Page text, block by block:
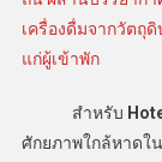
เครื่องดื่มจากวัตถุ
แก่ผู้เข้าพัก
สำหรับ
ศักยภาพใกล้หาดใ